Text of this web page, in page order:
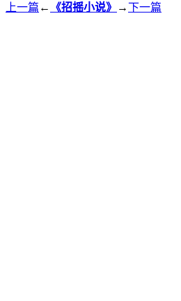
上一篇 ← 《招摇小说》 →下一篇